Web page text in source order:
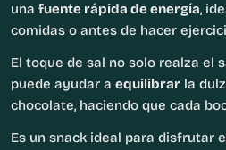
una fuente rápida de energía,
comidas o antes de hacer
El toque de sal no solo realza el
puede ayudar a equilibrar la
chocolate, haciendo que cada
Es un snack ideal para disfrutar